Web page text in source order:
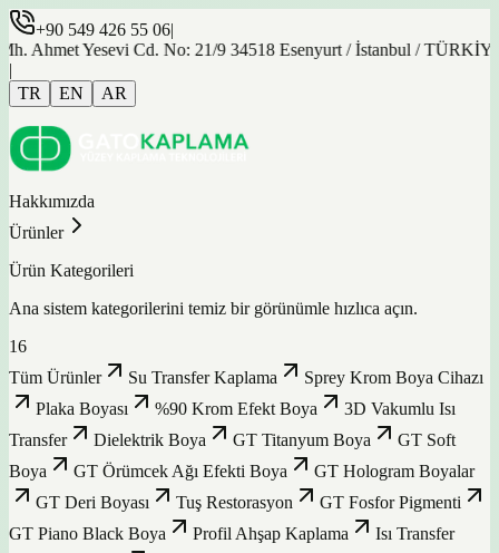
+90 549 426 55 06|
Yesevi Cd. No: 21/9 34518 Esenyurt / İstanbul / TÜRKİYE
|
TR
EN AR
Hakkımızda
Ürünler
Ürün Kategorileri
Ana sistem kategorilerini temiz bir görünümle hızlıca açın.
16
Tüm Ürünler
Su Transfer Kaplama
Sprey Krom Boya Cihazı
Plaka Boyası
%90 Krom Efekt Boya
3D Vakumlu Isı
Transfer
Dielektrik Boya GT Titanyum Boya
GT Soft
Boya
GT Örümcek Ağı Efekti Boya
GT Hologram Boyalar
GT Deri Boyası
Tuş Restorasyon
GT Fosfor Pigmenti
GT Piano Black Boya
Profil Ahşap Kaplama
Isı Transfer